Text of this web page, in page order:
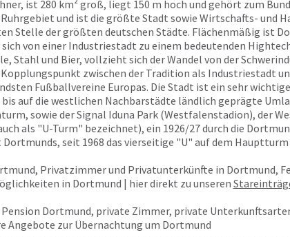
ist 280 km² groß, liegt 150 m hoch und gehört zum
und ist die größte Stadt sowie Wirtschafts- und
Stelle der größten deutschen Städte. Flächenmäßig ist
von einer Industriestadt zu einem bedeutenden
Stahl und Bier, vollzieht sich der Wandel von der
zwischen der Tradition als Industriestadt
Fußballvereine Europas. Die Stadt ist ein sehr
auf die westlichen Nachbarstädte ländlich geprägte
sowie der Signal Iduna Park (Westfalenstadion), der
als "U-Turm" bezeichnet), ein 1926/27 durch die
seit 1968 das vierseitige "U" auf dem
Privatzimmer und Privatunterkünfte in Dortmund,
in Dortmund | hier direkt zu unseren
Dortmund, private Zimmer, private
Angebote zur Übernachtung um Dortmund